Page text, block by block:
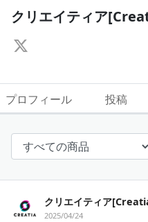
クリエイティア
プロフィール 投稿
クリエイティア
2025/04/24